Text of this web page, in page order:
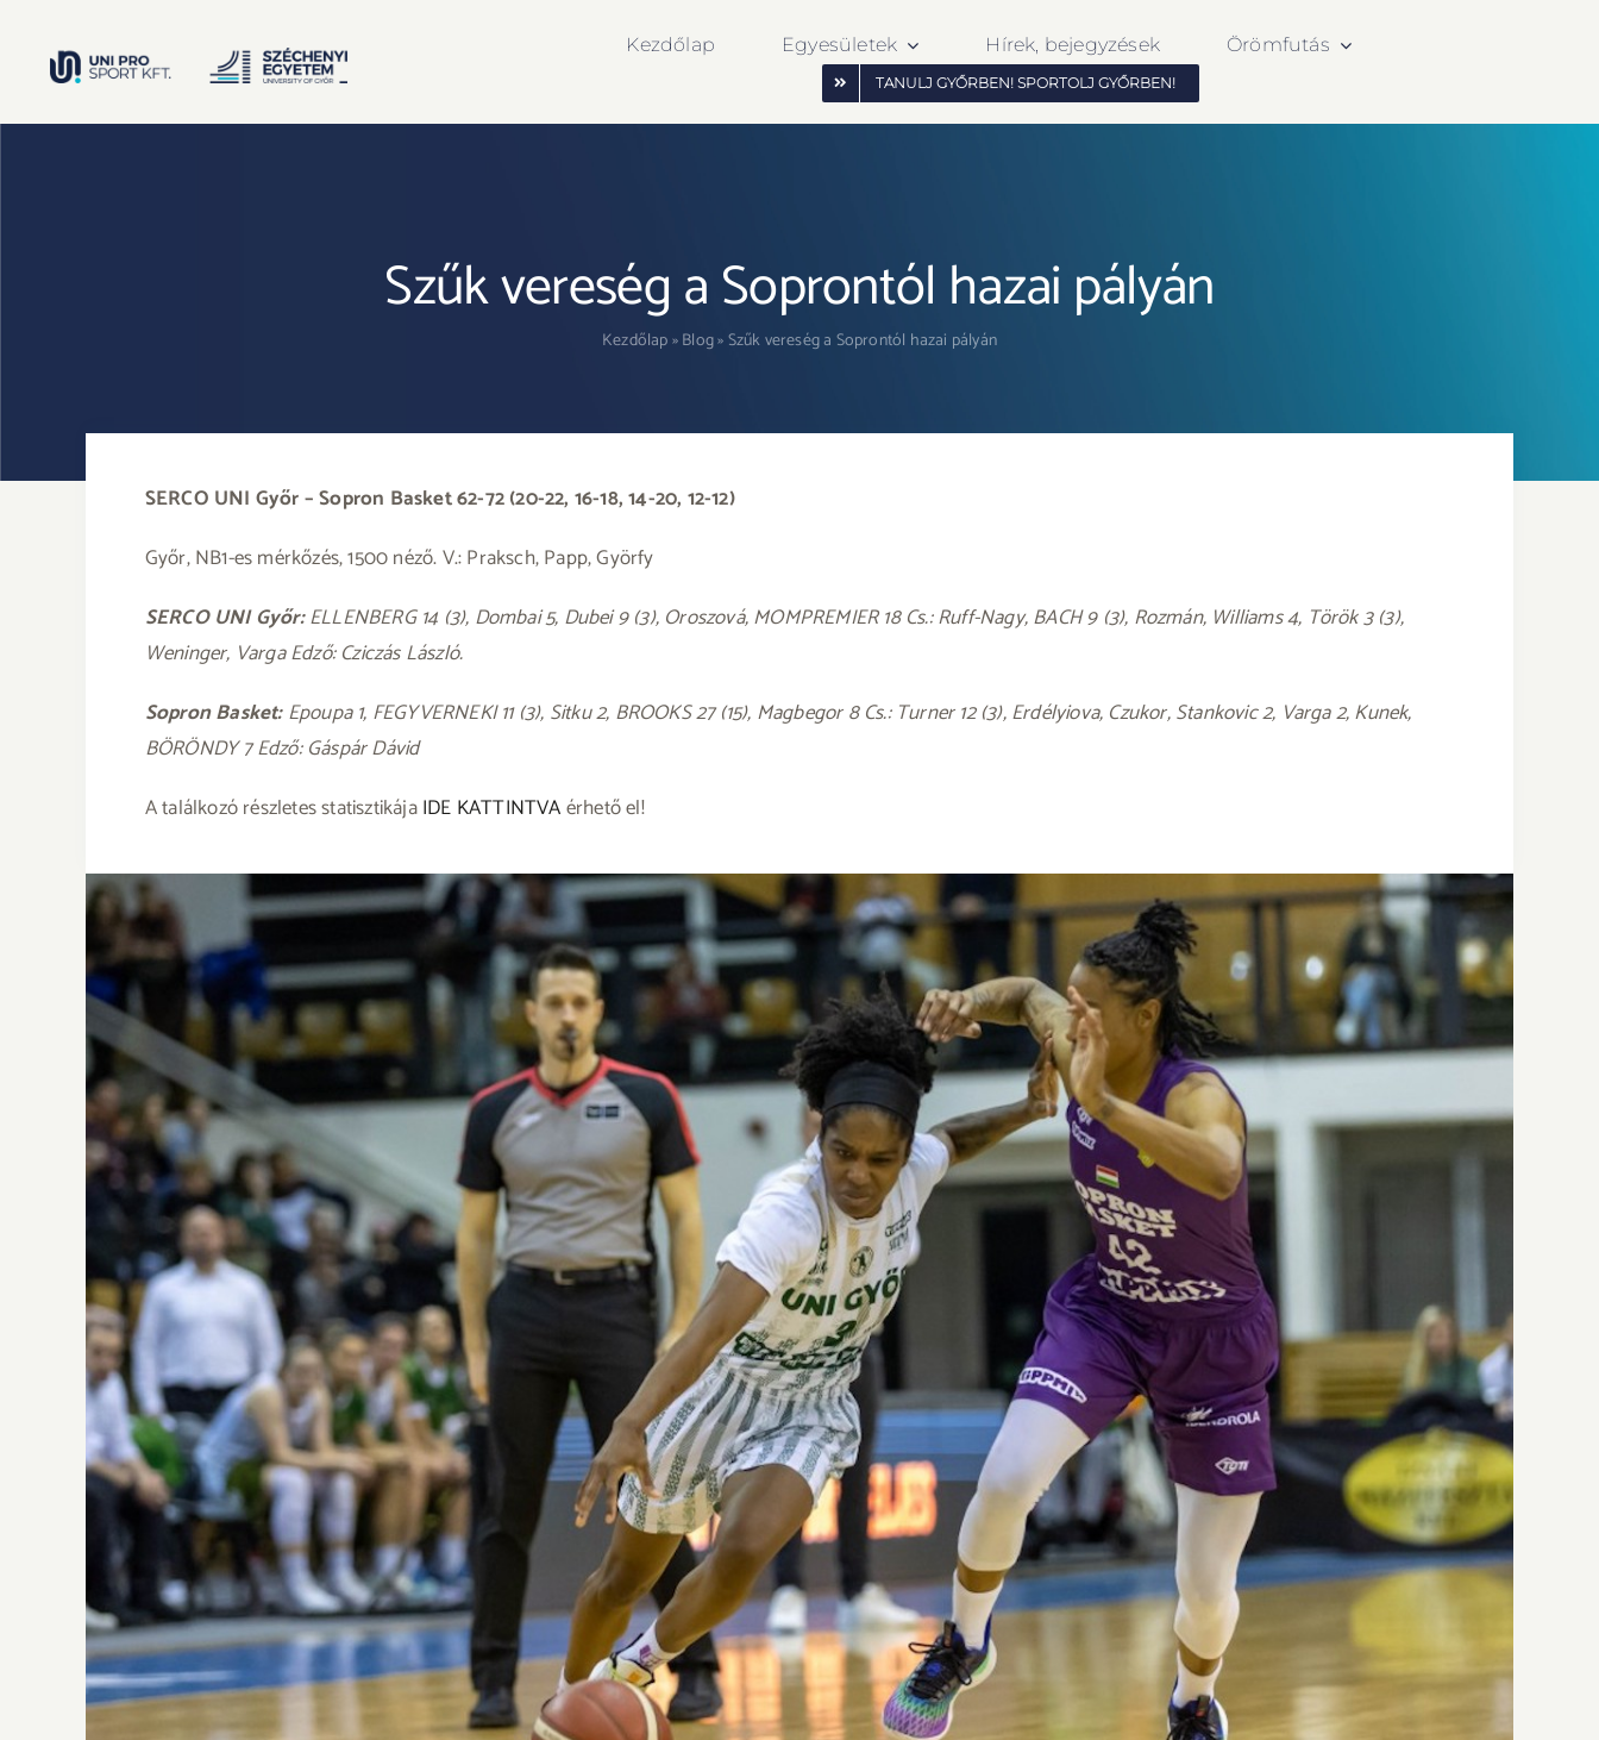
Kezdőlap Egyesületek Hírek, bejegyzések Örömfutás
TANULJ GYŐRBEN! SPORTOLJ GYŐRBEN!
Szűk vereség a Soprontól hazai pályán
Kezdőlap»Blog»Szűk vereség a Soprontól hazai pályán
SERCO UNI Győr – Sopron Basket 62-72 (20-22, 16-18, 14-20, 12-12)
Győr, NB1-es mérkőzés, 1500 néző. V.: Praksch, Papp, Györfy
SERCO UNI Győr:ELLENBERG 14 (3), Dombai 5, Dubei 9 (3), Oroszová, MOMPREMIER 18 Cs.: Ruff-Nagy, BACH 9 (3), Rozmán, Williams 4, Török 3 (3),
Weninger, Varga Edző: Cziczás László.
Sopron Basket:Epoupa 1, FEGYVERNEKI 11 (3), Sitku 2, BROOKS 27 (15), Magbegor 8 Cs.: Turner 12 (3), Erdélyiova, Czukor, Stankovic 2, Varga 2, Kunek,
BÖRÖNDY 7 Edző: Gáspár Dávid
A találkozó részletes statisztikájaIDE KATTINTVAérhető el!